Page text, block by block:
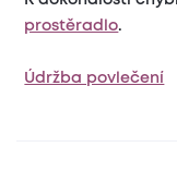
prostěradlo.
Údržba povlečení